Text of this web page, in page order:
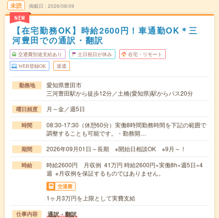
未読
NEW
掲載日 2026/08/09
【在宅勤務OK】時給2600円！車通勤OK＊三
河豊田での通訳・翻訳
交通費別途支給あり 土日祝日が休み 在宅・リモート
WEB登録OK 派遣
勤務地
愛知県豊田市
三河豊田駅から徒歩12分／土橋(愛知県)駅からバス20分
曜日頻度 月～金／週5日
時間
08:30-17:30（休憩60分）実働8時間勤務時間を下記の範囲で
調整することも可能です。・勤務開…
期間 2026年09月01日～長期 ※開始日相談OK ※9月～！
時給
時給2600円 月収例 41万円 時給2600円×実働8h×週5日×4
週 ※月収例を保証するものではありません。
交通費
1ヶ月3万円を上限として実費支給
仕事内容 通訳・翻訳